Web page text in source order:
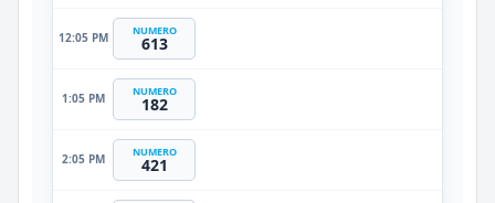
12:05 PM NUMERO
613
1:05 PM NUMERO
182
2:05 PM NUMERO
421